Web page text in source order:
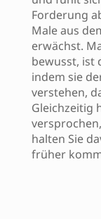
Forderung
Male aus
erwächst.
bewusst, ist
indem sie
verstehen,
Gleichzeitig
halten Sie
früher